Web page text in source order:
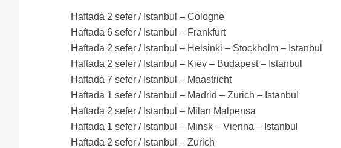
Haftada 2 sefer / Istanbul – Cologne
Haftada 6 sefer / Istanbul – Frankfurt
Haftada 2 sefer / Istanbul – Helsinki – Stockholm – Istanbul
Haftada 2 sefer / Istanbul – Kiev – Budapest – Istanbul
Haftada 7 sefer / Istanbul – Maastricht
Haftada 1 sefer / Istanbul – Madrid – Zurich – Istanbul
Haftada 2 sefer / Istanbul – Milan Malpensa
Haftada 1 sefer / Istanbul – Minsk – Vienna – Istanbul
Haftada 2 sefer / Istanbul – Zurich